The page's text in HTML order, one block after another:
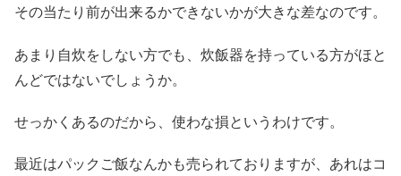
その当たり前が出来るかできないかが大きな差なのです。
あまり自炊をしない方でも、炊飯器を持っている方がほと
んどではないでしょうか。
せっかくあるのだから、使わな損というわけです。
最近はパックご飯なんかも売られておりますが、あれはコ